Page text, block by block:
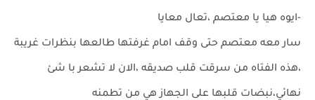
-ايوه هيا يا معتصم ،تعال معايا
سار معه معتصم حتى وقف امام غرفتها طالعها بنظرات غريبة
،هذه الفتاه من سرقت قلب صديقه ،الان لا تشعر با شئ
نهائي،نبضات قلبها على الجهاز هي من تطمنه